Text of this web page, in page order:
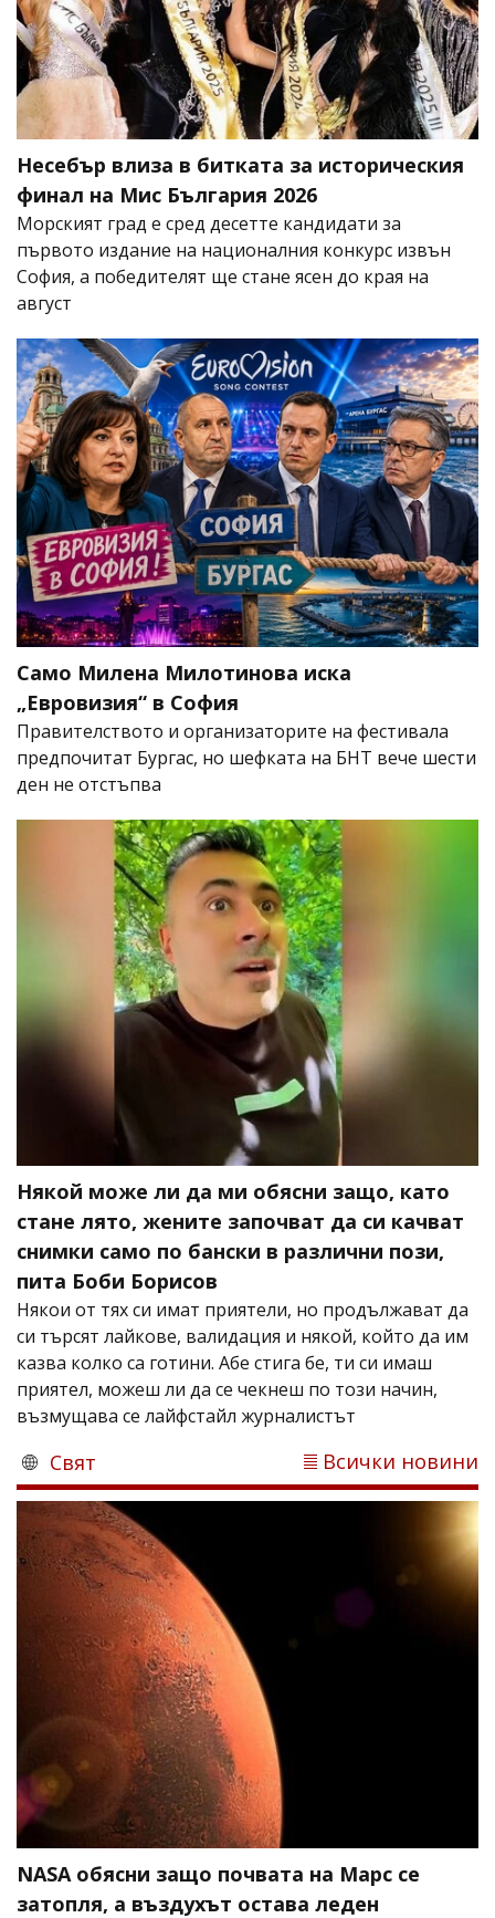
Несебър влиза в битката за историческия
финал на Мис България 2026
Морският град е сред десетте кандидати за
първото издание на националния конкурс извън
София, а победителят ще стане ясен до края на
август
Само Милена Милотинова иска
„Евровизия“ в София
Правителството и организаторите на фестивала
предпочитат Бургас, но шефката на БНТ вече шести
ден не отстъпва
Някой може ли да ми обясни защо, като
стане лято, жените започват да си качват
снимки само по бански в различни пози,
пита Боби Борисов
Някои от тях си имат приятели, но продължават да
си търсят лайкове, валидация и някой, който да им
казва колко са готини. Абе стига бе, ти си имаш
приятел, можеш ли да се чекнеш по този начин,
възмущава се лайфстайл журналистът
Свят Всички новини
NASA обясни защо почвата на Марс се
затопля, а въздухът остава леден